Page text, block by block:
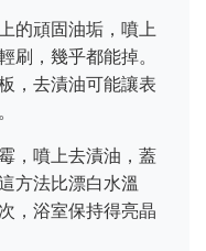
的頑固油垢，噴上
刷，幾乎都能掉。
，去漬油可能讓表
，噴上去漬油，蓋
方法比漂白水溫
，浴室保持得亮晶